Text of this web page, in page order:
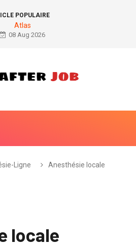
POPULAIRE
Atlas
08 Aug 2026
Ligne Anesthésie locale
locale